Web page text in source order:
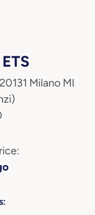
Milano MI